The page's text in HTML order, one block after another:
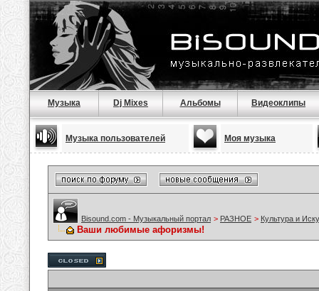
Музыка Dj Mixes Альбомы Видеоклипы
Музыка пользователей Моя музыка
Bisound.com - Музыкальный портал > РАЗНОЕ > Культура и
Ваши любимые афоризмы!